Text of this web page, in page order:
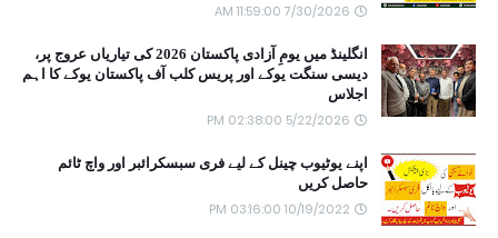
7/30/2026 11:59:00 AM
انگلینڈ میں یومِ آزادی پاکستان 2026 کی تیاریاں عروج پر،
دیسی سنگت یوکے اور پریس کلب آف پاکستان یوکے کا اہم
اجلاس
5/22/2026 02:38:00 PM
اپنے یوٹیوب چینل کے لیے فری سبسکرائبر اور واچ ٹائم
حاصل کریں
10/19/2022 03:16:00 PM